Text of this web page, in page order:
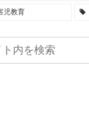
児教育